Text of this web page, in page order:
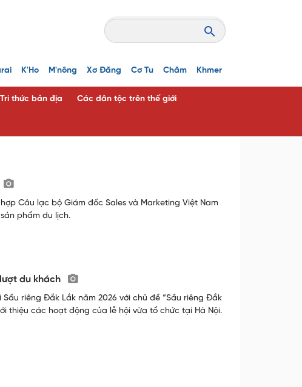
K'Ho M'nông Xơ Đăng Cơ Tu Chăm Khmer
Tri thức bản địa Các dân tộc trên thế giới
Câu lạc bộ Giám đốc Sales và Marketing Việt Nam
phẩm du lịch.
du khách
riêng Đắk Lắk năm 2026 với chủ đề “Sầu riêng Đắk
thiệu các hoạt động của lễ hội vừa tổ chức tại Hà Nội.